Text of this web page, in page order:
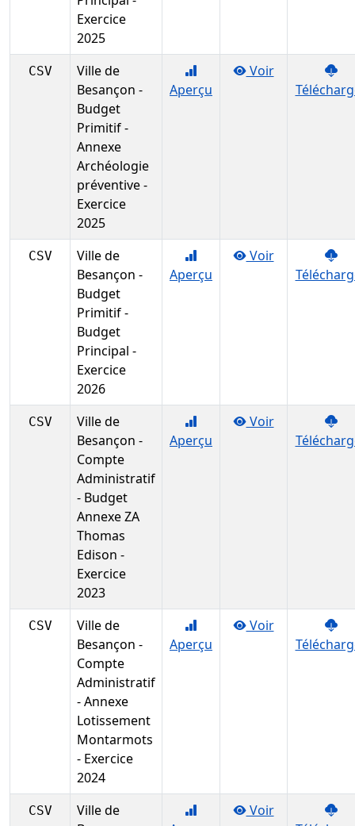
Exercice
2025
CSV
Ville de
Besançon -
Budget
Primitif -
Annexe
Archéologie
préventive -
Exercice
2025
Aperçu
Voir
CSV
Ville de
Besançon -
Budget
Primitif -
Budget
Principal -
Exercice
2026
Aperçu
Voir
CSV
Ville de
Besançon -
Compte
Administratif
- Budget
Annexe ZA
Thomas
Edison -
Exercice
2023
Aperçu
Voir
CSV
Ville de
Besançon -
Compte
Administratif
- Annexe
Lotissement
Montarmots
- Exercice
2024
Aperçu
Voir
CSV
Ville de
Voir